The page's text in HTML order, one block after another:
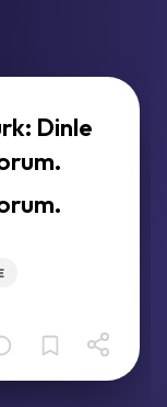
Dinle